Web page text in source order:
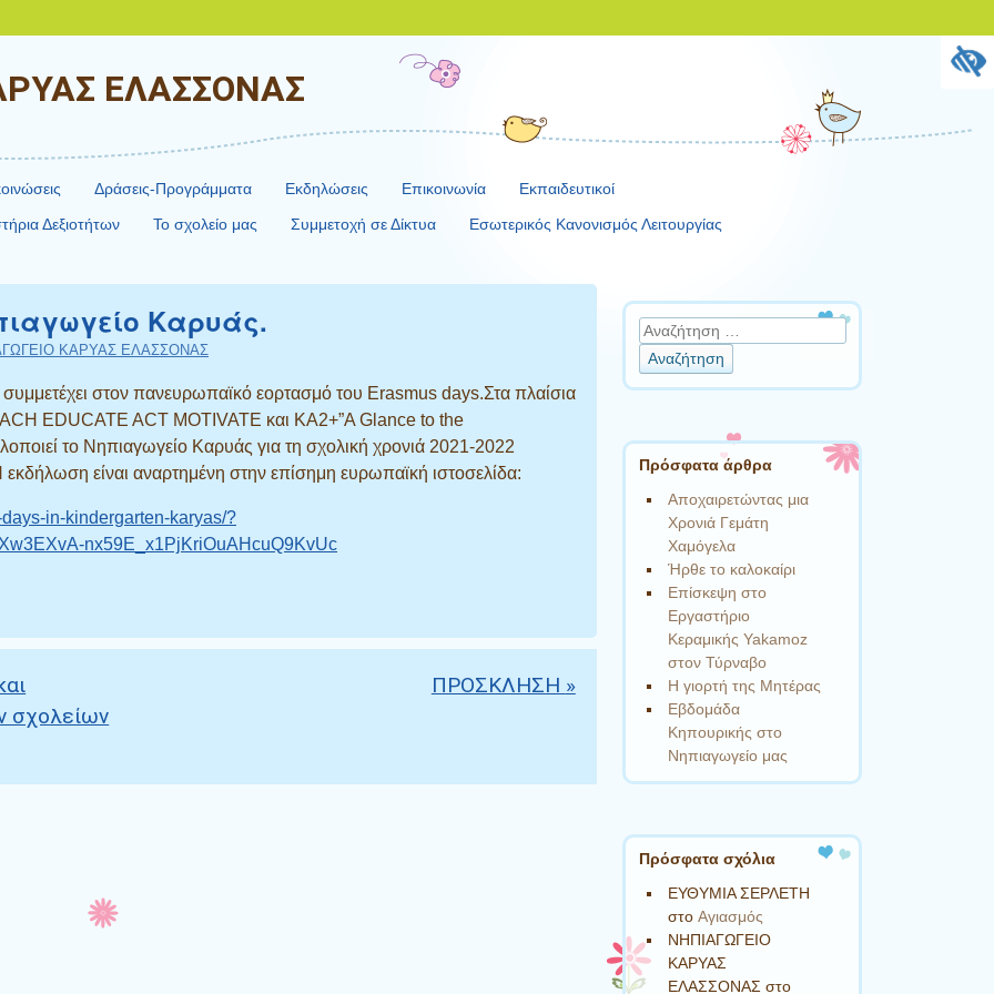
ΕΛΑΣΣΟΝΑΣ
Δράσεις-Προγράμματα Εκδηλώσεις Επικοινωνία
Εκπαιδευτικοί
Δεξιοτήτων Το σχολείο μας Συμμετοχή σε Δίκτυα Εσωτερικός Κανονισμός Λειτουργίας
Καρυάς.
ΚΑΡΥΑΣ ΕΛΑΣΣΟΝΑΣ
στον πανευρωπαϊκό εορτασμό του Erasmus days.Στα πλαίσια
EDUCATE ACT MOTIVATE και ΚΑ2+”A Glance to the
το Νηπιαγωγείο Καρυάς για τη σχολική χρονιά 2021-2022
είναι αναρτημένη στην επίσημη ευρωπαϊκή ιστοσελίδα:
in-kindergarten-karyas/?
nx59E_x1PjKriOuAHcuQ9KvUc
σχολείων
ΠΡΟΣΚΛΗΣΗ »
Αναζήτηση
Πρόσφατα άρθρα
Αποχαιρετώντας μια
Χρονιά Γεμάτη
Χαμόγελα
Ήρθε το καλοκαίρι
Επίσκεψη στο
Εργαστήριο
Κεραμικής Yakamoz
στον Τύρναβο
Η γιορτή της Μητέρας
Εβδομάδα
Κηπουρικής στο
Νηπιαγωγείο μας
Πρόσφατα σχόλια
ΕΥΘΥΜΙΑ ΣΕΡΛΕΤΗ
στοAγιασμός
ΝΗΠΙΑΓΩΓΕΙΟ
ΚΑΡΥΑΣ
ΕΛΑΣΣΟΝΑΣ στο